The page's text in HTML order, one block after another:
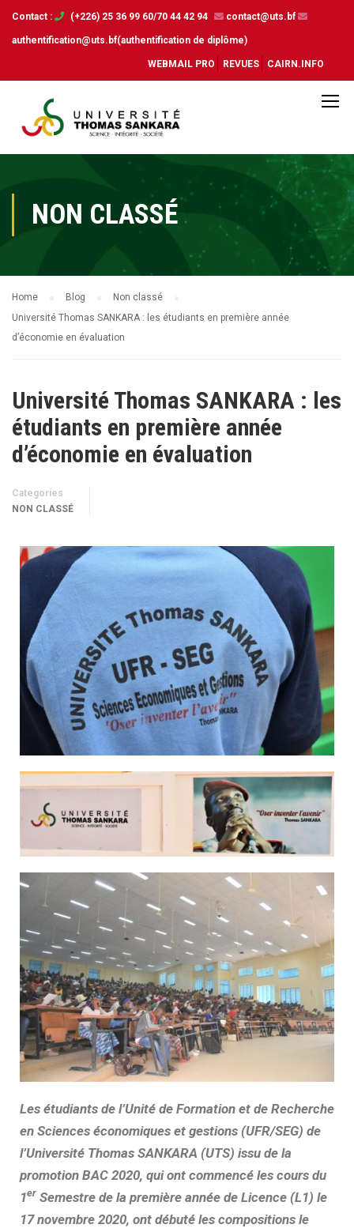
Contact : (+226) 25 36 99 60/70 44 42 94 contact@uts.bf
authentification@uts.bf(authentification de diplôme)
WEBMAIL PRO REVUES CAIRN.INFO
NON CLASSÉ
Home Blog
Non classé
Université Thomas SANKARA : les étudiants en première année
d’économie en évaluation
Université Thomas SANKARA : les
étudiants en première année
d’économie en évaluation
Categories
NON CLASSÉ
Les étudiants de l’Unité de Formation et de Recherche
en Sciences économiques et gestions (UFR/SEG) de
l’Université Thomas SANKARA (UTS) issu de la
promotion BAC 2020, qui ont commencé les cours du
1er Semestre de la première année de Licence (L1) le
17 novembre 2020, ont débuté les compositions le